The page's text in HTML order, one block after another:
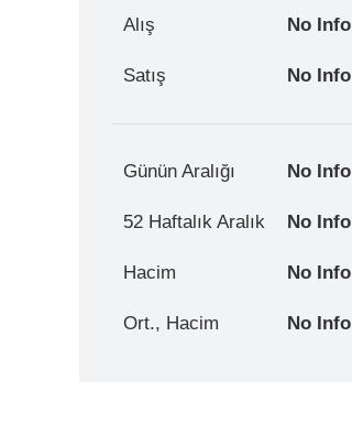
Alış No Info
Satış No Info
Günün Aralığı No Info
52 Haftalık Aralık No Info
Hacim No Info
Ort., Hacim No Info